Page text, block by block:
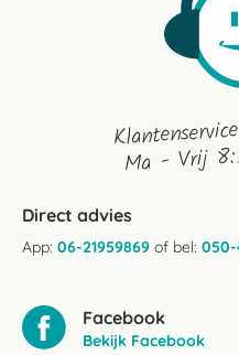
Ma - Vrij
Direct advies
App: 06-21959869 of bel: 050-
Facebook
Bekijk Facebook